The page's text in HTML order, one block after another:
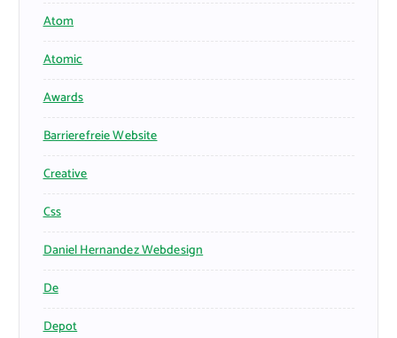
Atom
Atomic
Awards
Barrierefreie Website
Creative
Css
Daniel Hernandez Webdesign
De
Depot